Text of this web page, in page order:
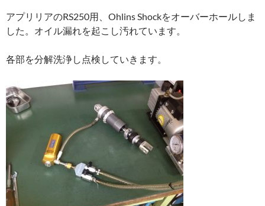
アプリリアのRS250用、Ohlins Shockをオーバーホールしま
した。オイル漏れを起こし汚れています。
各部を分解洗浄し点検していきます。